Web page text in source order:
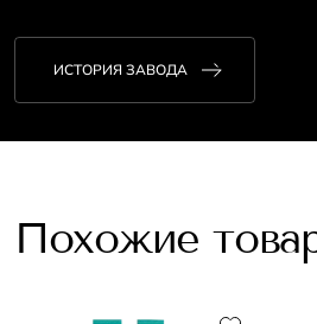
ИСТОРИЯ ЗАВОДА
Похожие